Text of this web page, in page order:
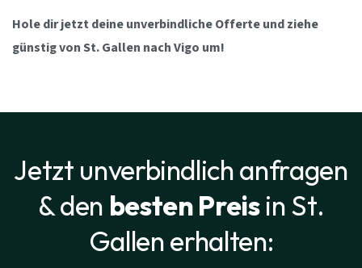
Hole dir jetzt deine unverbindliche Offerte und ziehe
günstig von St. Gallen nach Vigo um!
Jetzt unverbindlich anfragen
& den besten Preisin St.
Gallen erhalten: